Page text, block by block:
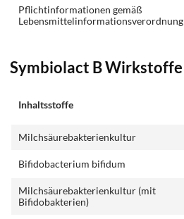
Pflichtinformationen gemäß
Lebensmittelinformationsverordnung
Symbiolact B Wirkstoffe
Inhaltsstoffe
Milchsäurebakterienkultur
Bifidobacterium bifidum
Milchsäurebakterienkultur (mit
Bifidobakterien)